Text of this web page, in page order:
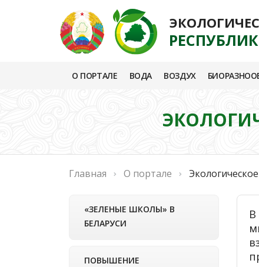
О ПОРТАЛЕ ВОДА ВОЗДУХ
Главная О портале
«ЗЕЛЕНЫЕ ШКОЛЫ» В
БЕЛАРУСИ
ПОВЫШЕНИЕ